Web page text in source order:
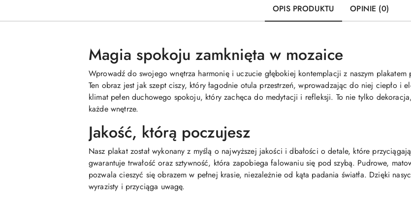
OPIS PRODUKTU OPINIE (0)
Magia spokoju zamknięta w mozaice
Wprowadź do swojego wnętrza harmonię i uczucie głębokiej kontemplacji z naszym
Ten obraz jest jak szept ciszy, który łagodnie otula przestrzeń, wprowadzając do niej ciepło i
klimat pełen duchowego spokoju, który zachęca do medytacji i refleksji. To nie tylko
każde wnętrze.
Jakość, którą poczujesz
Nasz plakat został wykonany z myślą o najwyższej jakości i dbałości o detale, które
gwarantuje trwałość oraz sztywność, która zapobiega falowaniu się pod szybą. Pudrowe,
pozwala cieszyć się obrazem w pełnej krasie, niezależnie od kąta padania światła. Dzięki
wyrazisty i przyciąga uwagę.